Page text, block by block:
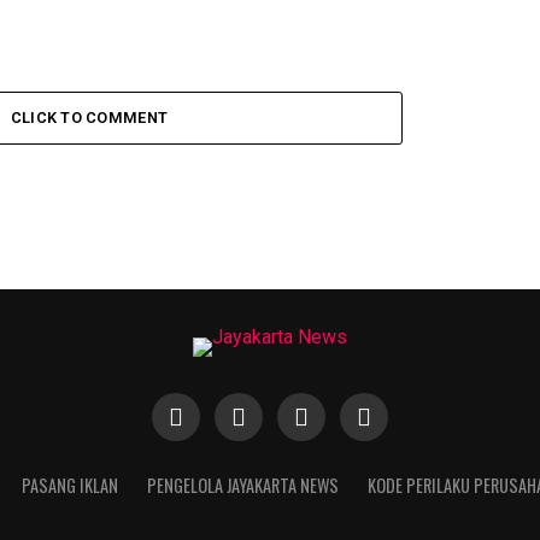
CLICK TO COMMENT
PASANG IKLAN PENGELOLA JAYAKARTA NEWS KODE PERILAKU